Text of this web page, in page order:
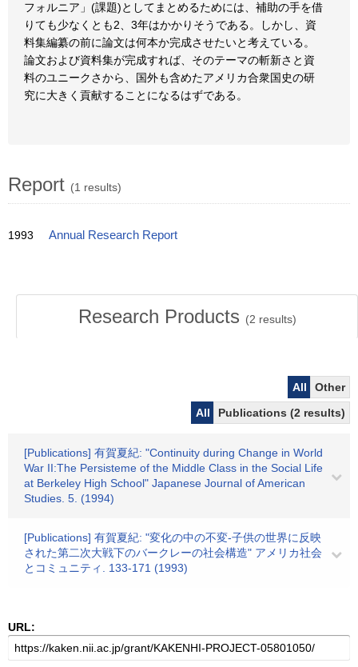
フォルニア」(課題)としてまとめるためには、補助の手を借
りても少なくとも2、3年はかかりそうである。しかし、資
料集編纂の前に論文は何本か完成させたいと考えている。
論文および資料集が完成すれば、そのテーマの斬新さと資
料のユニークさから、国外も含めたアメリカ合衆国史の研
究に大きく貢献することになるはずである。
Report (1 results)
1993 Annual Research Report
Research Products (2 results)
All
Other
All
Publications (2 results)
[Publications] 有賀夏紀: "Continuity during Change in World
War II:The Persisteme of the Middle Class in the Social Life
at Berkeley High School" Japanese Journal of American
Studies. 5. (1994)
[Publications] 有賀夏紀: "変化の中の不変-子供の世界に反映
された第二次大戦下のバークレーの社会構造" アメリカ社会
とコミュニティ. 133-171 (1993)
URL: